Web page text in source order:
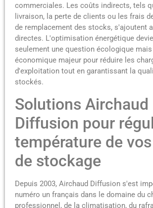
commerciales. Les coûts indirects, tels
livraison, la perte de clients ou les frais
de remplacement des stocks, s'ajoutent
directes. L'optimisation énergétique
seulement une question écologique
économique majeur pour réduire les
d'exploitation tout en garantissant la
stockés.
Solutions Airchaud
Diffusion pour
température de
de stockage
Depuis 2003, Airchaud Diffusion s'est
numéro un français dans le domaine du
professionnel, de la climatisation, du